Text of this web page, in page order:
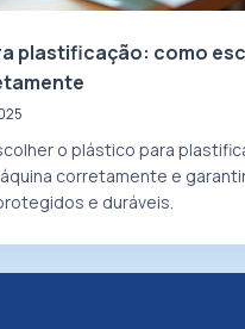
plastificação: como
o plástico para
corretamente e
e duráveis.